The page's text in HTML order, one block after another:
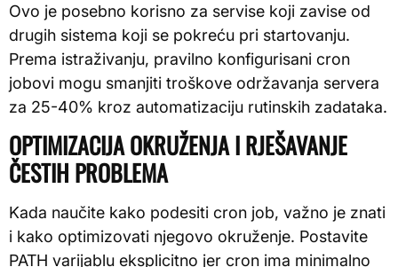
Ovo je posebno korisno za servise koji zavise od
drugih sistema koji se pokreću pri startovanju.
Prema istraživanju, pravilno konfigurisani cron
jobovi mogu smanjiti troškove održavanja servera
za 25-40% kroz automatizaciju rutinskih zadataka.
OPTIMIZACIJA OKRUŽENJA I RJEŠAVANJE
ČESTIH PROBLEMA
Kada naučite kako podesiti cron job, važno je znati
i kako optimizovati njegovo okruženje. Postavite
PATH varijablu eksplicitno jer cron ima minimalno